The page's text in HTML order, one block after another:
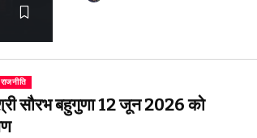
राजनीति
सौरभ बहुगुणा 12 जून 2026 को